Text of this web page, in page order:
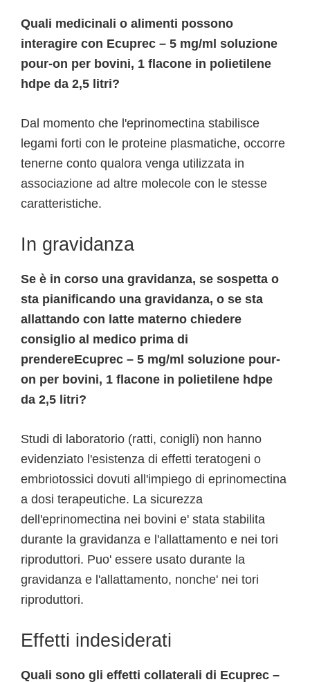
Quali medicinali o alimenti possono
interagire con Ecuprec – 5 mg/ml soluzione
pour-on per bovini, 1 flacone in polietilene
hdpe da 2,5 litri?
Dal momento che l'eprinomectina stabilisce
legami forti con le proteine plasmatiche, occorre
tenerne conto qualora venga utilizzata in
associazione ad altre molecole con le stesse
caratteristiche.
In gravidanza
Se è in corso una gravidanza, se sospetta o
sta pianificando una gravidanza, o se sta
allattando con latte materno chiedere
consiglio al medico prima di
prendereEcuprec – 5 mg/ml soluzione pour-
on per bovini, 1 flacone in polietilene hdpe
da 2,5 litri?
Studi di laboratorio (ratti, conigli) non hanno
evidenziato l'esistenza di effetti teratogeni o
embriotossici dovuti all'impiego di eprinomectina
a dosi terapeutiche. La sicurezza
dell'eprinomectina nei bovini e' stata stabilita
durante la gravidanza e l'allattamento e nei tori
riproduttori. Puo' essere usato durante la
gravidanza e l'allattamento, nonche' nei tori
riproduttori.
Effetti indesiderati
Quali sono gli effetti collaterali di Ecuprec –